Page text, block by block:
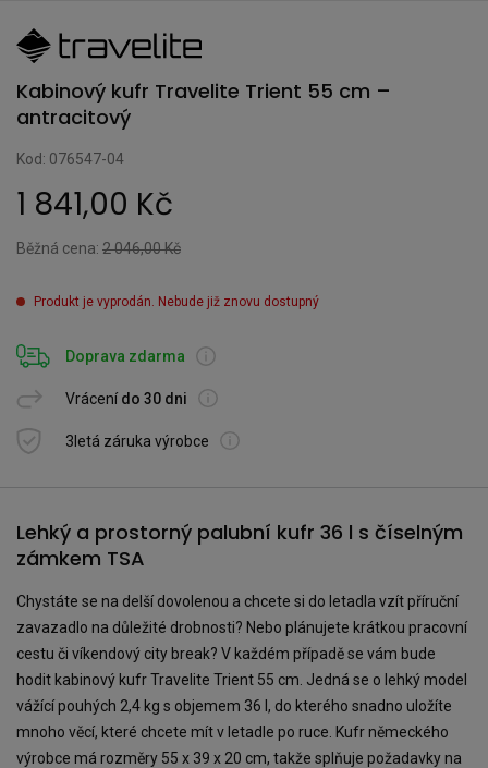
Kabinový kufr Travelite Trient 55 cm –
antracitový
Kod: 076547-04
1 841,00 Kč
Běžná cena: 2 046,00 Kč
Produkt je vyprodán. Nebude již znovu dostupný
Doprava zdarma
Vrácení do 30 dni
3letá záruka výrobce
Lehký a prostorný palubní kufr 36 l s číselným
zámkem TSA
Chystáte se na delší dovolenou a chcete si do letadla vzít příruční
zavazadlo na důležité drobnosti? Nebo plánujete krátkou pracovní
cestu či víkendový city break? V každém případě se vám bude
hodit kabinový kufr Travelite Trient 55 cm. Jedná se o lehký model
vážící pouhých 2,4 kg s objemem 36 l, do kterého snadno uložíte
mnoho věcí, které chcete mít v letadle po ruce. Kufr německého
výrobce má rozměry 55 x 39 x 20 cm, takže splňuje požadavky na